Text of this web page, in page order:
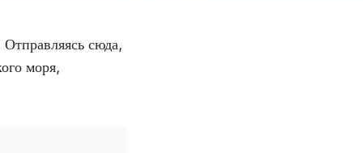
сюда,
моря,